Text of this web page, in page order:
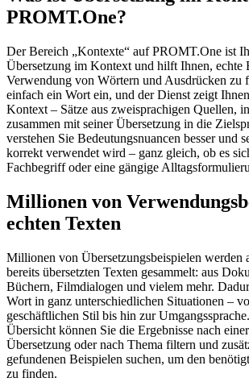
PROMT.One?
Der Bereich „Kontexte“ auf PROMT.One ist
Übersetzung im Kontext und hilft Ihnen, echte
Verwendung von Wörtern und Ausdrücken zu
einfach ein Wort ein, und der Dienst zeigt
Kontext – Sätze aus zweisprachigen Quellen,
zusammen mit seiner Übersetzung in die
verstehen Sie Bedeutungsnuancen besser und
korrekt verwendet wird – ganz gleich, ob es
Fachbegriff oder eine gängige
Millionen von
echten Texten
Millionen von Übersetzungsbeispielen werden
bereits übersetzten Texten gesammelt: aus
Büchern, Filmdialogen und vielem mehr.
Wort in ganz unterschiedlichen Situationen –
geschäftlichen Stil bis hin zur
Übersicht können Sie die Ergebnisse nach
Übersetzung oder nach Thema filtern und
gefundenen Beispielen suchen, um den
zu finden.